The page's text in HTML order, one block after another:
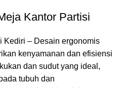
Kantor Partisi
Kediri – Desain ergonomis
kenyamanan dan efisiensi
dan sudut yang ideal,
tubuh dan